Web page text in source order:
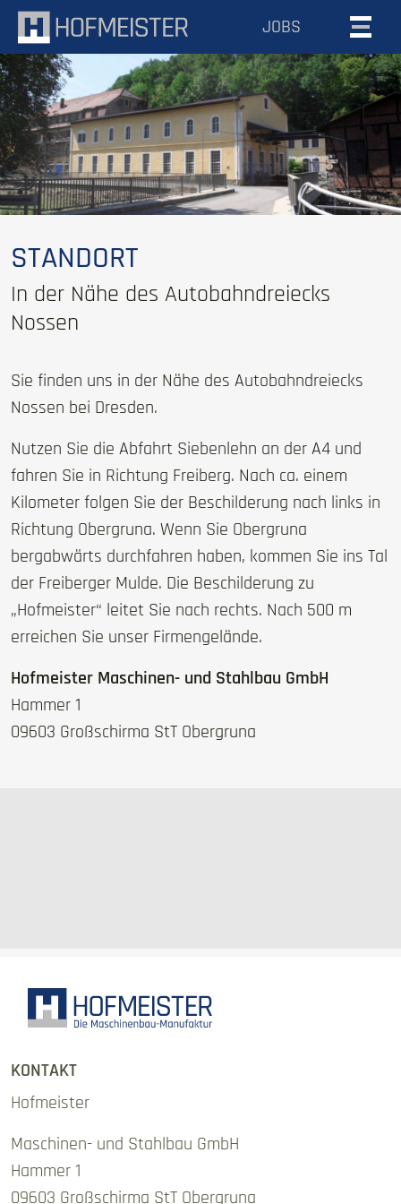
Hofmeister Maschinenbau
JOBS
STANDORT
In der Nähe des Autobahndreiecks
Nossen
Sie finden uns in der Nähe des Autobahndreiecks
Nossen bei Dresden.
Nutzen Sie die Abfahrt Siebenlehn an der A4 und
fahren Sie in Richtung Freiberg. Nach ca. einem
Kilometer folgen Sie der Beschilderung nach links in
Richtung Obergruna. Wenn Sie Obergruna
bergabwärts durchfahren haben, kommen Sie ins Tal
der Freiberger Mulde. Die Beschilderung zu
„Hofmeister“ leitet Sie nach rechts. Nach 500 m
erreichen Sie unser Firmengelände.
Hofmeister Maschinen- und Stahlbau GmbH
Hammer 1
09603 Großschirma StT Obergruna
KONTAKT
Hofmeister
Maschinen- und Stahlbau GmbH
Hammer 1
09603 Großschirma StT Obergruna